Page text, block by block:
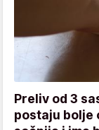
Preliv od 3
postaju bolje